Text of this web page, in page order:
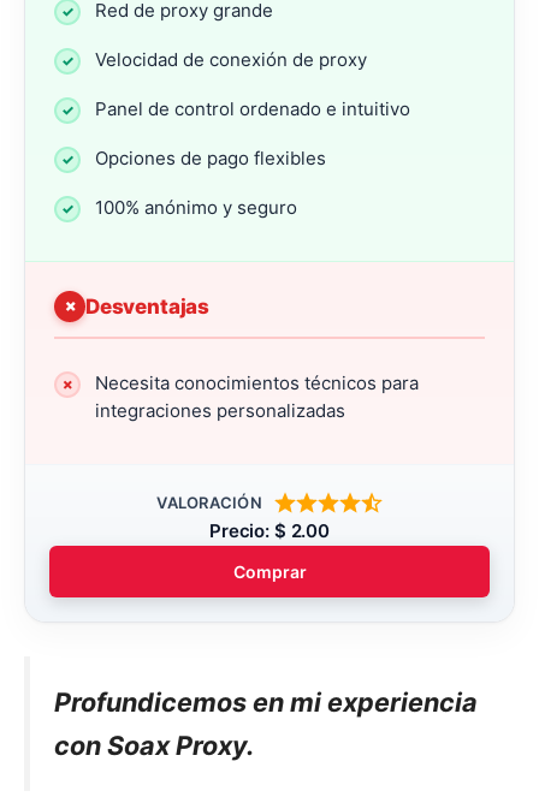
Red de proxy grande
Velocidad de conexión de proxy
Panel de control ordenado e intuitivo
Opciones de pago flexibles
100% anónimo y seguro
Desventajas
Necesita conocimientos técnicos para
integraciones personalizadas
VALORACIÓN
Precio: $ 2.00
Comprar
Profundicemos en mi experiencia
con Soax Proxy.